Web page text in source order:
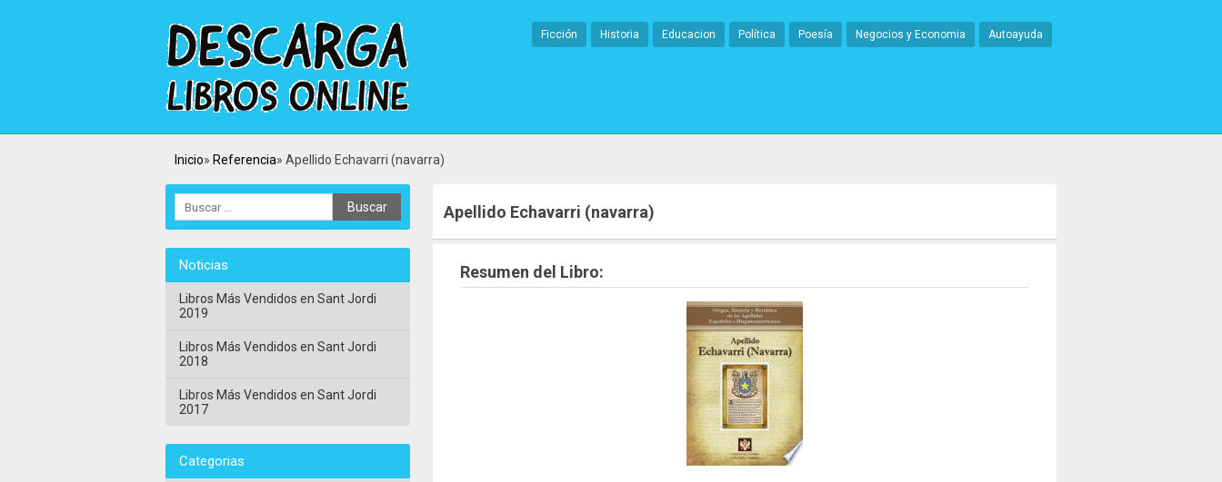
Ficción Historia Educacion Política Poesía Negocios y Economia Autoayuda
Inicio Referencia Apellido Echavarri (navarra)
Apellido Echavarri (navarra)
Resumen del Libro:
Noticias
Libros Más Vendidos en Sant Jordi
2019
Libros Más Vendidos en Sant Jordi
2018
Libros Más Vendidos en Sant Jordi
2017
Categorias